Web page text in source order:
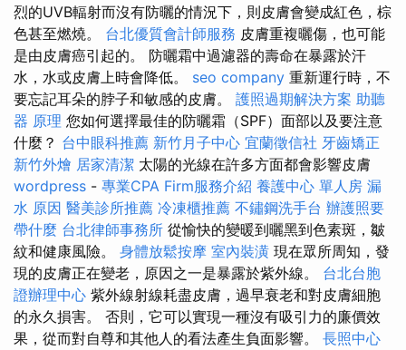
烈的UVB輻射而沒有防曬的情況下，則皮膚會變成紅色，棕
色甚至燃燒。 台北優質會計師服務 皮膚重複曬傷，也可能
是由皮膚癌引起的。 防曬霜中過濾器的壽命在暴露於汗
水，水或皮膚上時會降低。 seo company 重新運行時，不
要忘記耳朵的脖子和敏感的皮膚。 護照過期解決方案 助聽
器 原理 您如何選擇最佳的防曬霜（SPF）面部以及要注意
什麼？ 台中眼科推薦 新竹月子中心 宜蘭徵信社 牙齒矯正
新竹外燴 居家清潔 太陽的光線在許多方面都會影響皮膚
wordpress - 專業CPA Firm服務介紹 養護中心 單人房 漏
水 原因 醫美診所推薦 冷凍櫃推薦 不鏽鋼洗手台 辦護照要
帶什麼 台北律師事務所 從愉快的變暖到曬黑到色素斑，皺
紋和健康風險。 身體放鬆按摩 室內裝潢 現在眾所周知，發
現的皮膚正在變老，原因之一是暴露於紫外線。 台北台胞
證辦理中心 紫外線射線耗盡皮膚，過早衰老和對皮膚細胞
的永久損害。 否則，它可以實現一種沒有吸引力的廉價效
果，從而對自尊和其他人的看法產生負面影響。 長照中心